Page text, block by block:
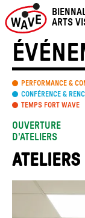
to
content
ARTS
PERFORMANCE &
CONFÉRENCE &
TEMPS FORT WAVE
OUVERTURE
D'ATELIERS